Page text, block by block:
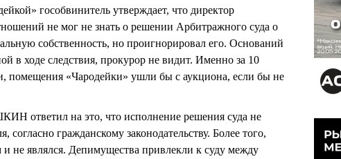
гособвинитель утверждает, что директор
не мог не знать о решении Арбитражного суда о
собственность, но проигнорировал его. Оснований
в ходе следствия, прокурор не видит. Именно за 10
помещения «Чародейки» ушли бы с аукциона, если бы не
ответил на это, что исполнение решения суда не
согласно гражданскому законодательству. Более того,
и не являлся. Депимущества привлекли к суду между